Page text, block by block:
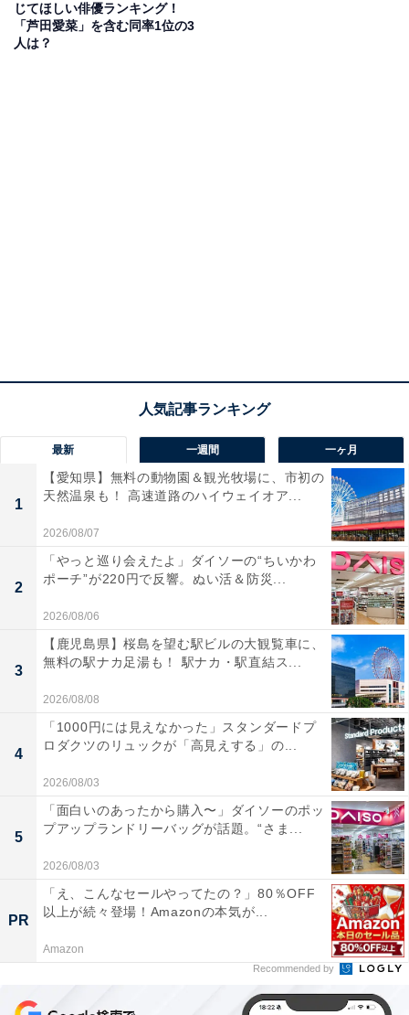
じてほしい俳優ランキング！
「芦田愛菜」を含む同率1位の3
人は？
最新 一週間 一ヶ月
1
【愛知県】無料の動物園＆観光牧場に、市初の
天然温泉も！ 高速道路のハイウェイオア...
2026/08/07
2
「やっと巡り会えたよ」ダイソーの“ちいかわ
ポーチ”が220円で反響。ぬい活＆防災...
2026/08/06
3
【鹿児島県】桜島を望む駅ビルの大観覧車に、
無料の駅ナカ足湯も！ 駅ナカ・駅直結ス...
2026/08/08
4
「1000円には見えなかった」スタンダードプ
ロダクツのリュックが「高見えする」の...
2026/08/03
5
「面白いのあったから購入〜」ダイソーのポッ
プアップランドリーバッグが話題。“さま...
2026/08/03
PR
「え、こんなセールやってたの？」80％OFF
以上が続々登場！Amazonの本気が...
Amazon
Recommended by